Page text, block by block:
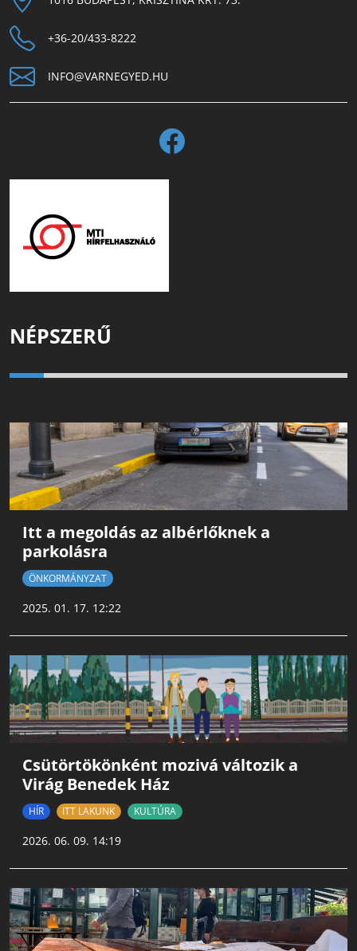
+36-20/433-8222
INFO@VARNEGYED.HU
NÉPSZERŰ
Itt a megoldás az albérlőknek a
parkolásra
ÖNKORMÁNYZAT
2025. 01. 17. 12:22
Csütörtökönként mozivá változik a
Virág Benedek Ház
HÍR ITT LAKUNK KULTÚRA
2026. 06. 09. 14:19